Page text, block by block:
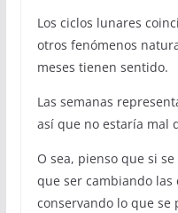
Los ciclos lunares
otros fenómenos
meses tienen sentido.
Las semanas
así que no estaría mal
O sea, pienso que si
que ser cambiando las
conservando lo que se